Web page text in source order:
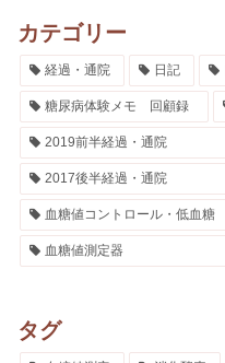
カテゴリー
経過・通院 日記
糖尿病体験メモ 回顧録
2019前半経過・通院
2017後半経過・通院
血糖値コントロール・低血糖
血糖値測定器
タグ